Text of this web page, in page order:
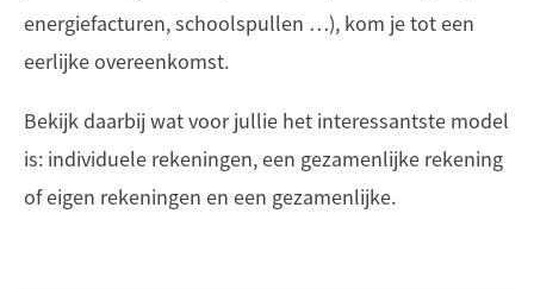
energiefacturen, schoolspullen …), kom je tot een
eerlijke overeenkomst.
Bekijk daarbij wat voor jullie het interessantste model
is: individuele rekeningen, een gezamenlijke rekening
of eigen rekeningen en een gezamenlijke.